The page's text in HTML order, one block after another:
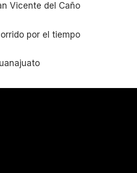
Vicente del Caño
por el tiempo